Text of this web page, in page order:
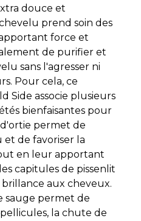
douce et
prend soin des
force et
de purifier et
sans l'agresser ni
Pour cela, ce
Side associe plusieurs
bienfaisantes pour
d'ortie permet de
de favoriser la
en leur apportant
capitules de pissenlit
aux cheveux.
sauge permet de
la chute de